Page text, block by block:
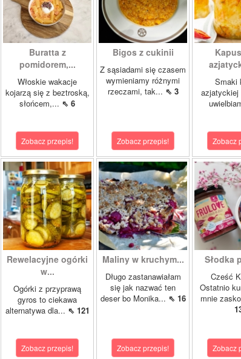
Buratta z
pomidorem,...
Włoskie wakacje
kojarzą się z beztroską,
słońcem,... ⇖ 6
Zobacz przepis!
Bigos z cukinii
Z sąsiadami się czasem
wymieniamy różnymi
rzeczami, tak... ⇖ 3
Zobacz przepis!
Smaki
Zobacz
Rewelacyjne ogórki
w...
Ogórki z przyprawą
gyros to ciekawa
alternatywa dla... ⇖ 121
Zobacz przepis!
Maliny w kruchym...
Długo zastanawiałam
się jak nazwać ten
deser bo Monika... ⇖ 16
Zobacz przepis!
Słodka
Cześć
Ostatnio
mnie
Zobacz